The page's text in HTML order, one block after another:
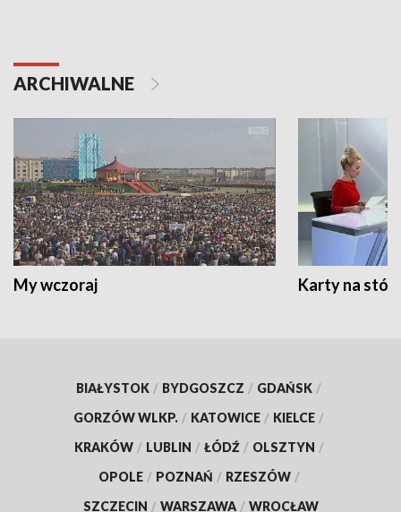
ARCHIWALNE
My wczoraj Karty na
BIAŁYSTOK / BYDGOSZCZ / GDAŃSK /
GORZÓW WLKP. / KATOWICE / KIELCE /
KRAKÓW / LUBLIN / ŁÓDŹ / OLSZTYN /
OPOLE / POZNAŃ / RZESZÓW /
SZCZECIN / WARSZAWA / WROCŁAW